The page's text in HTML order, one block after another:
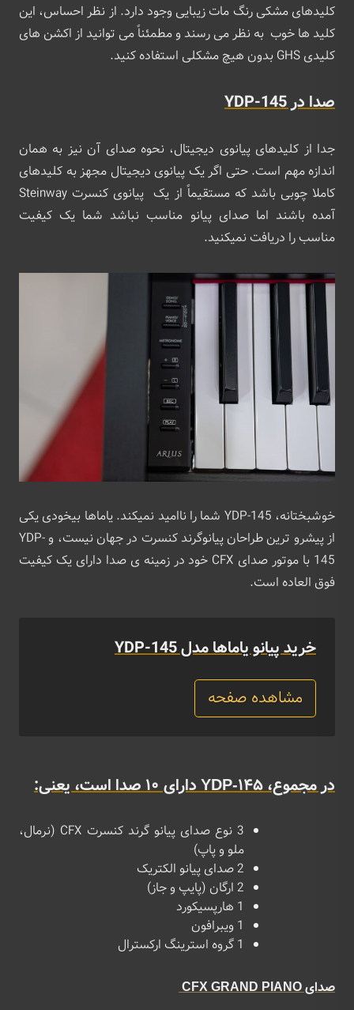
کلیدهای مشکی رنگ مات زیبایی وجود دارد. از نظر احساس، این
کلید ها خوب به نظر می رسند و مطمئناً می‌ توانید از اکشن‌ های
کلیدی GHS بدون هیچ مشکلی استفاده کنید.
صدا در YDP-145
جدا از کلیدهای پیانوی دیجیتال، نحوه صدای آن نیز به همان
اندازه مهم است. حتی اگر یک پیانوی دیجیتال مجهز به کلیدهای
کاملا چوبی باشد که مستقیماً از یک پیانوی کنسرت Steinway
آمده باشند اما صدای پیانو مناسب نباشد شما یک کیفیت
مناسب را دریافت نمیکنید.
خوشبختانه، YDP-145 شما را ناامید نمیکند. یاماها بیخودی یکی
از پیشرو ترین طراحان پیانوگرند کنسرت در جهان نیست، و YDP-
145 با موتور صدای CFX خود در زمینه ی صدا دارای یک کیفیت
فوق العاده است.
خرید پیانو یاماها مدل YDP-145
مشاهده صفحه
در مجموع، YDP-145 دارای 10 صدا است، یعنی:
3 نوع صدای پیانو گرند کنسرت CFX (نرمال،
ملو و پاپ)
2 صدای پیانو الکتریک
2 ارگان (پایپ و جاز)
1 هارپسیکورد
1 ویبرافون
1 گروه استرینگ ارکسترال
صدای CFX GRAND PIANO